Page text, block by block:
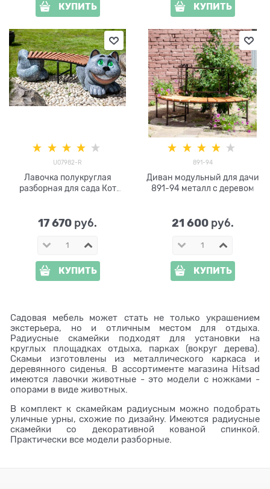
КУПИТЬ КУПИТЬ
U07982-R
Лавочка полукруглая
разборная для сада Кот
17 670 руб.
КУПИТЬ
891-94
Диван модульный для дачи
891-94 металл с деревом
21 600 руб.
КУПИТЬ
Садовая мебель может стать не только украшением
экстерьера, но и отличным местом для отдыха.
Радиусные скамейки подходят для установки на
круглых площадках отдыха, парках (вокруг дерева).
Скамьи изготовлены из металлического каркаса и
деревянного сиденья. В ассортименте магазина Hitsad
имеются лавочки животные - это модели с ножками -
опорами в виде животных.
В комплект к скамейкам радиусным можно подобрать
уличные урны, схожие по дизайну. Имеются радиусные
скамейки со декоративной кованой спинкой.
Практически все модели разборные.